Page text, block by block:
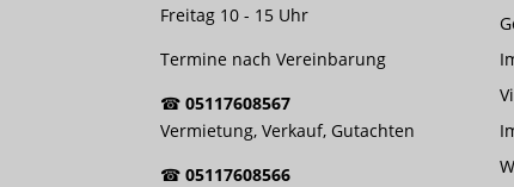
Freitag 10 - 15 Uhr
Termine nach Vereinbarung
☎05117608567
Vermietung, Verkauf, Gutachten
☎05117608566